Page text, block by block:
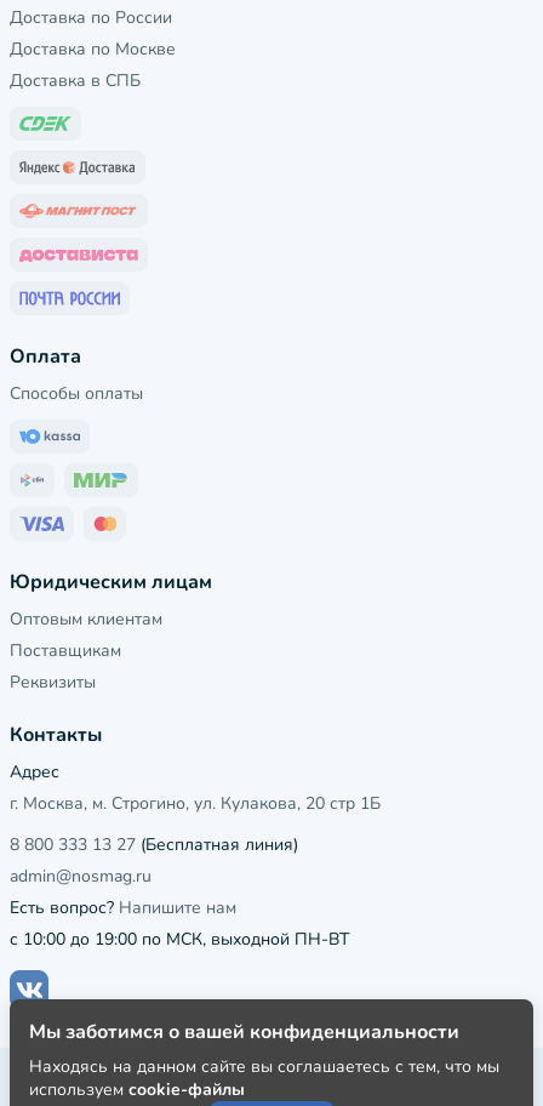
Доставка по России
Доставка по Москве
Доставка в СПБ
Оплата
Способы оплаты
Юридическим лицам
Оптовым клиентам
Поставщикам
Реквизиты
Контакты
Адрес
г. Москва, м. Строгино, ул. Кулакова, 20 стр 1Б
8 800 333 13 27 (Бесплатная линия)
admin@nosmag.ru
Есть вопрос? Напишите нам
с 10:00 до 19:00 по МСК, выходной ПН-ВТ
Публичная оферта
Мы заботимся о вашей конфиденциальности
Находясь на данном сайте вы соглашаетесь с тем, что мы
используем cookie-файлы